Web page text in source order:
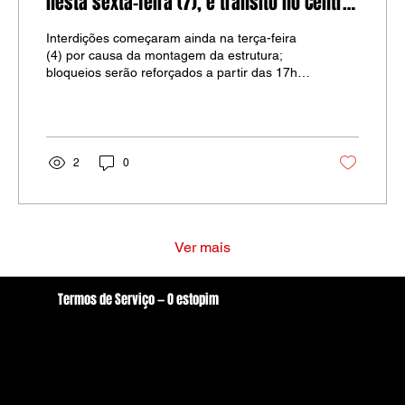
de Arcoverde segue com alterações
Interdições começaram ainda na terça-feira
(4) por causa da montagem da estrutura;
bloqueios serão reforçados a partir das 17h
2 0
Ver mais
Termos de Serviço — O estopim